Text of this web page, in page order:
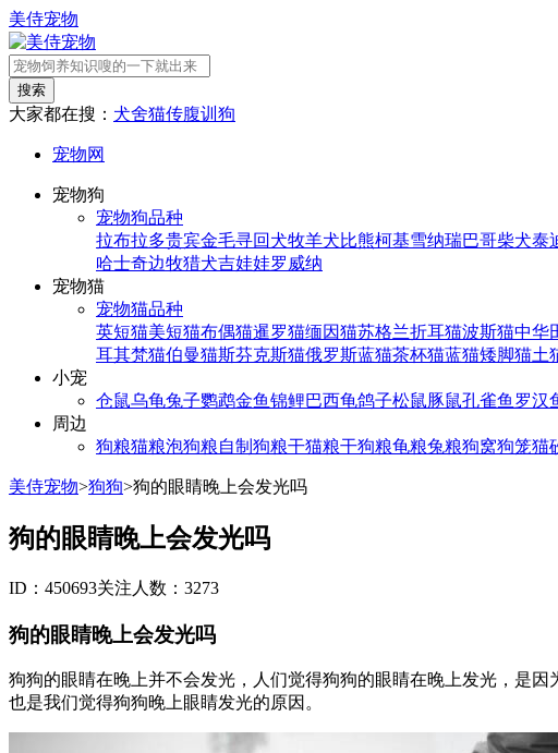
美侍宠物
搜索
大家都在搜： 犬舍猫传腹训狗
宠物网
宠物狗
宠物狗品种
拉布拉多贵宾金毛寻回犬牧羊犬比熊柯基雪纳瑞巴哥柴犬泰
哈士奇边牧猎犬吉娃娃罗威纳
宠物猫
宠物猫品种
英短猫美短猫布偶猫暹罗猫缅因猫苏格兰折耳猫波斯猫中华
耳其梵猫伯曼猫斯芬克斯猫俄罗斯蓝猫茶杯猫蓝猫矮脚猫土
小宠
仓鼠乌龟兔子鹦鹉金鱼锦鲤巴西龟鸽子松鼠豚鼠孔雀鱼 罗汉
周边
狗粮猫粮泡狗粮自制狗粮干猫粮干狗粮龟粮兔粮狗窝狗笼猫
美侍宠物>狗狗>狗的眼睛晚上会发光吗
狗的眼睛晚上会发光吗
ID：450693关注人数：3273
狗的眼睛晚上会发光吗
狗狗的眼睛在晚上并不会发光，人们觉得狗狗的眼睛在晚上发光，是
也是我们觉得狗狗晚上眼睛发光的原因。